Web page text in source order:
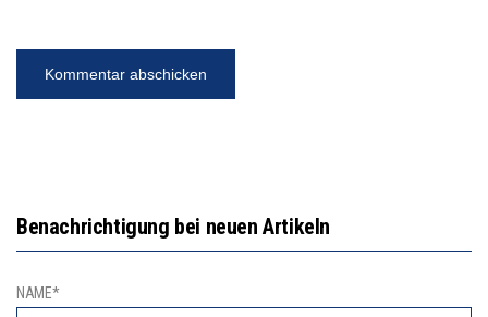
Benachrichtigung bei neuen Artikeln
NAME*